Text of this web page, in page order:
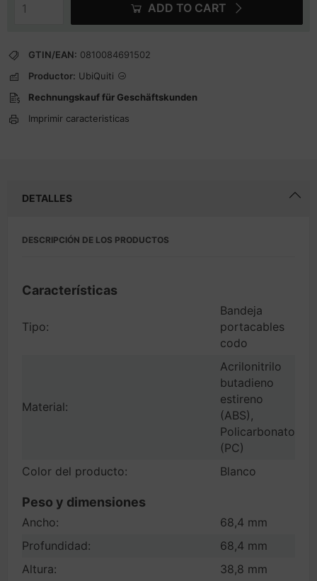
ADD TO CART
GTIN/EAN: 0810084691502
Productor: UbiQuiti
Rechnungskauf für Geschäftskunden
Imprimir caracteristicas
DETALLES
DESCRIPCIÓN DE LOS PRODUCTOS
Características
Tipo:
Bandeja
portacables
codo
Material:
Acrilonitrilo
butadieno
estireno
(ABS),
Policarbonato
(PC)
Color del producto:
Blanco
Peso y dimensiones
Ancho:
68,4 mm
Profundidad:
68,4 mm
Altura:
38,8 mm